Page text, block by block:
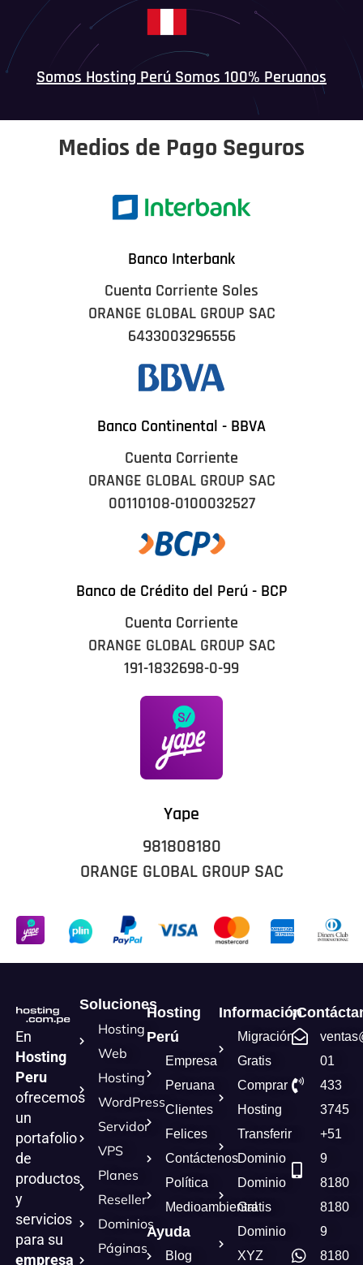
Somos Hosting Perú Somos 100% Peruanos
Medios de Pago Seguros
Banco Interbank
Cuenta Corriente Soles
ORANGE GLOBAL GROUP SAC
6433003296556
Banco Continental - BBVA
Cuenta Corriente
ORANGE GLOBAL GROUP SAC
00110108-0100032527
Banco de Crédito del Perú - BCP
Cuenta Corriente
ORANGE GLOBAL GROUP SAC
191-1832698-0-99
Yape
981808180
ORANGE GLOBAL GROUP SAC
En
Hosting
Peru
ofrecemos
un
portafolio
de
productos
y
servicios
para su
empresa
Soluciones
Hosting
Web
Hosting
WordPress
Servidor
VPS
Planes
Reseller
Dominios
Páginas
Hosting
Perú
Empresa
Peruana
Clientes
Felices
Contáctenos
Política
Medioambiental
Ayuda
Blog
Información
Migración
Gratis
Comprar
Hosting
Transferir
Dominio
Dominio
Gratis
Dominio
XYZ
01
433
3745
+51
9
8180
8180
9
8180